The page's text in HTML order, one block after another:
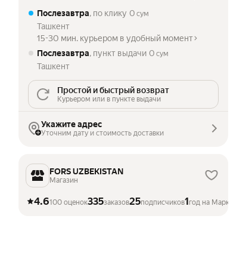
Послезавтра, по клику 0 сум
Ташкент
15-30 мин. курьером в удобный момент
Послезавтра, пункт выдачи 0 сум
Ташкент
Простой и быстрый возврат
Курьером или в пункте выдачи
Укажите адрес
Уточним дату и стоимость доставки
FORS UZBEKISTAN
Магазин
4.6100 оценок335заказов25подписчиков1год на Маркете